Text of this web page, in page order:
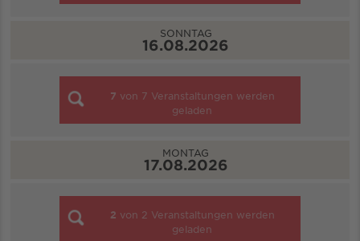
SONNTAG
16.08.2026
7 von 7 Veranstaltungen werden
geladen
MONTAG
17.08.2026
2 von 2 Veranstaltungen werden
geladen